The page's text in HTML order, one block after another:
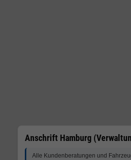
Anschrift Hamburg
Alle Kundenberatungen und